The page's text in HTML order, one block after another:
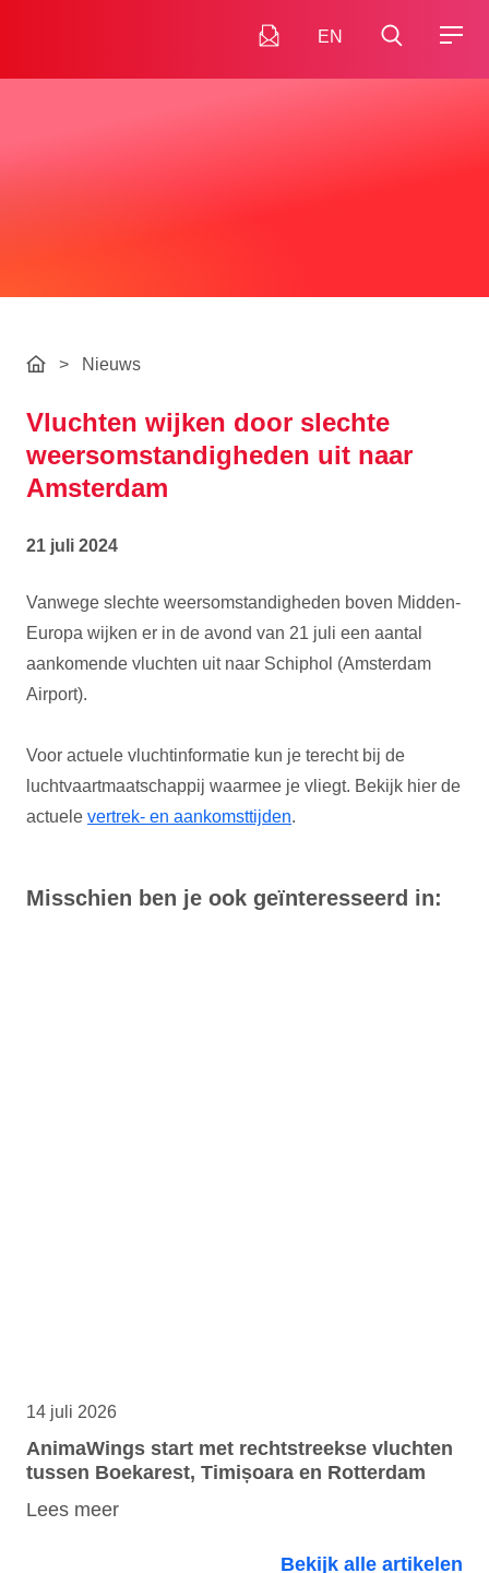
EN
> Nieuws
Vluchten wijken door slechte
weersomstandigheden uit naar
Amsterdam
21 juli 2024
Vanwege slechte weersomstandigheden boven Midden-
Europa wijken er in de avond van 21 juli een aantal
aankomende vluchten uit naar Schiphol (Amsterdam
Airport).
Voor actuele vluchtinformatie kun je terecht bij de
luchtvaartmaatschappij waarmee je vliegt. Bekijk hier de
actuele vertrek- en aankomsttijden.
Misschien ben je ook geïnteresseerd in:
14 juli 2026
AnimaWings start met rechtstreekse vluchten
tussen Boekarest, Timișoara en Rotterdam
Lees meer
Bekijk alle artikelen